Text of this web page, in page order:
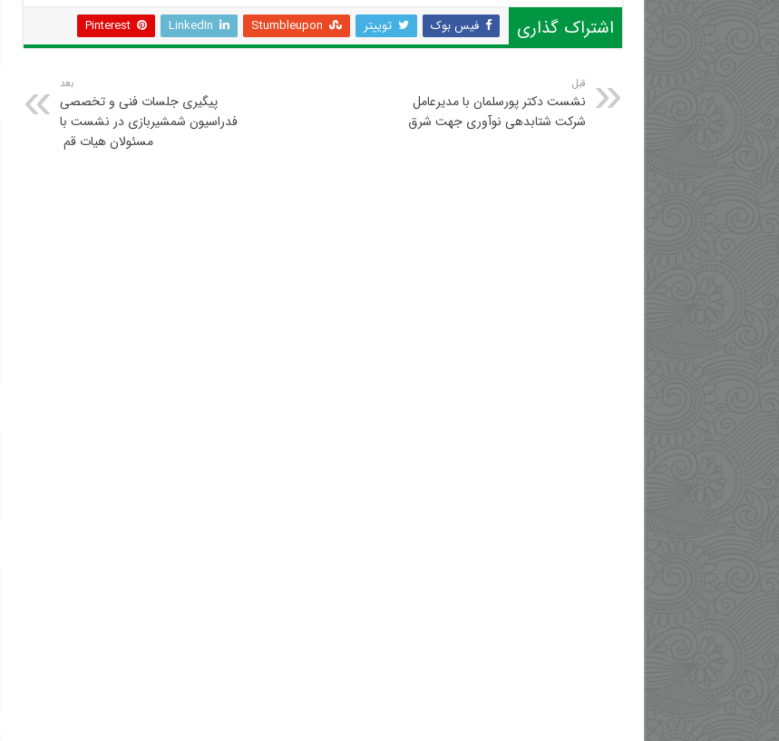
اشتراک گذاری فیس بوک توییتر Stumbleupon
LinkedIn
Pinterest
قبل
نشست دکتر پورسلمان با مدیرعامل
شرکت شتابدهی نوآوری جهت شرق
بعد
پیگیری جلسات فنی و تخصصی
فدراسیون شمشیربازی در نشست با
مسئولان هیات قم